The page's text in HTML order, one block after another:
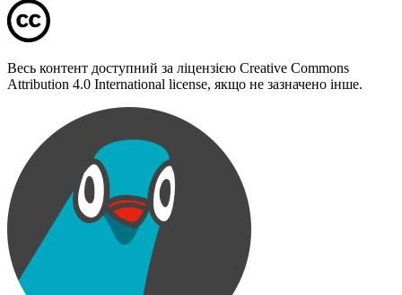
Весь контент доступний за ліцензією Creative Commons
Attribution 4.0 International license, якщо не зазначено інше.